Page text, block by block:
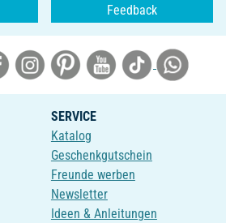
Feedback
SERVICE
Katalog
Geschenkgutschein
Freunde werben
Newsletter
Ideen & Anleitungen